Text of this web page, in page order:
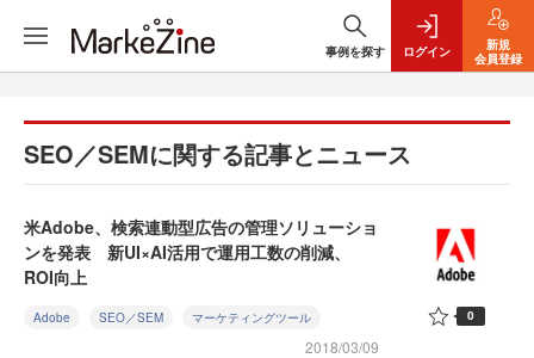
事例を探す ログイン
新規
会員登録
SEO／SEMに関する記事とニュース
米Adobe、検索連動型広告の管理ソリューショ
ンを発表 新UI×AI活用で運用工数の削減、
ROI向上
Adobe SEO／SEM マーケティングツール
2018/03/09
0